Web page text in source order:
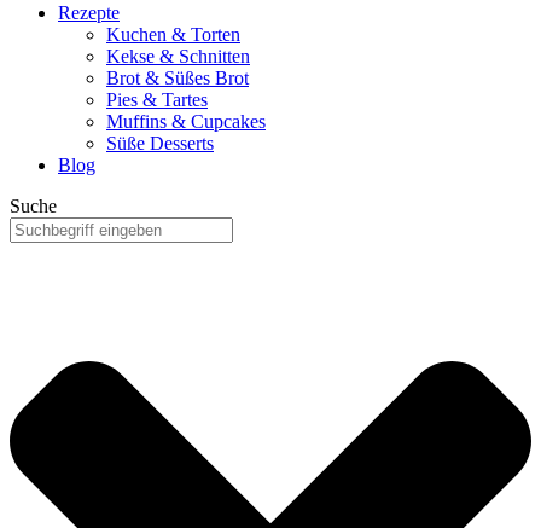
Rezepte
Kuchen & Torten
Kekse & Schnitten
Brot & Süßes Brot
Pies & Tartes
Muffins & Cupcakes
Süße Desserts
Blog
Suche